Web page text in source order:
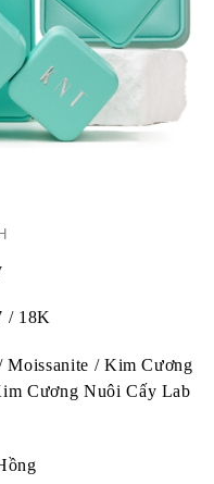
/ 18K
Moissanite / Kim Cương
Cương Nuôi Cấy Lab